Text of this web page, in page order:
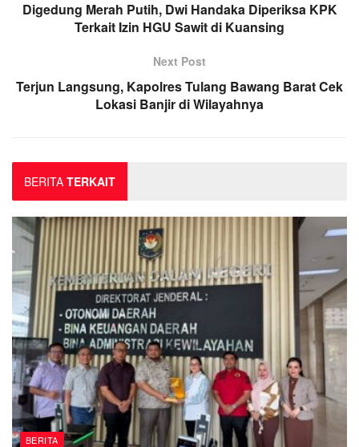
Digedung Merah Putih, Dwi Handaka Diperiksa KPK
Terkait Izin HGU Sawit di Kuansing
Next Post
Terjun Langsung, Kapolres Tulang Bawang Barat Cek
Lokasi Banjir di Wilayahnya
BERITA TERKAIT
BERITA